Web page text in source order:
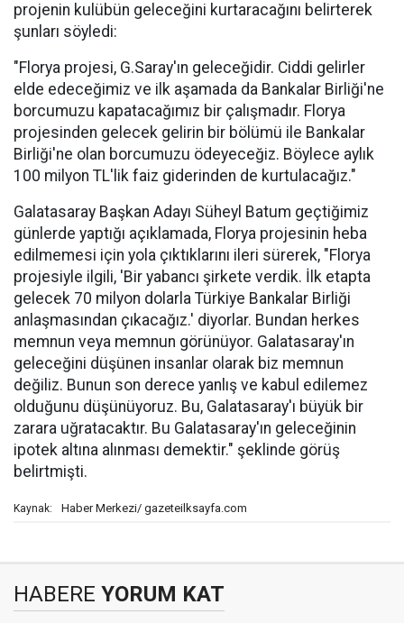
projenin kulübün geleceğini kurtaracağını belirterek
şunları söyledi:
"Florya projesi, G.Saray'ın geleceğidir. Ciddi gelirler
elde edeceğimiz ve ilk aşamada da Bankalar Birliği'ne
borcumuzu kapatacağımız bir çalışmadır. Florya
projesinden gelecek gelirin bir bölümü ile Bankalar
Birliği'ne olan borcumuzu ödeyeceğiz. Böylece aylık
100 milyon TL'lik faiz giderinden de kurtulacağız."
Galatasaray Başkan Adayı Süheyl Batum geçtiğimiz
günlerde yaptığı açıklamada, Florya projesinin heba
edilmemesi için yola çıktıklarını ileri sürerek, "Florya
projesiyle ilgili, 'Bir yabancı şirkete verdik. İlk etapta
gelecek 70 milyon dolarla Türkiye Bankalar Birliği
anlaşmasından çıkacağız.' diyorlar. Bundan herkes
memnun veya memnun görünüyor. Galatasaray'ın
geleceğini düşünen insanlar olarak biz memnun
değiliz. Bunun son derece yanlış ve kabul edilemez
olduğunu düşünüyoruz. Bu, Galatasaray'ı büyük bir
zarara uğratacaktır. Bu Galatasaray'ın geleceğinin
ipotek altına alınması demektir." şeklinde görüş
belirtmişti.
Kaynak: Haber Merkezi/ gazeteilksayfa.com
HABERE YORUM KAT